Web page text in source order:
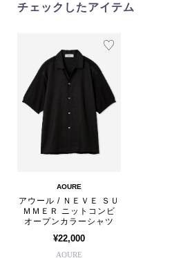
チェックしたアイテム
AOURE
アウール / ＮＥＶＥ ＳＵ
ＭＭＥＲ ニットコンビ
オープンカラーシャツ
¥22,000
AOURE